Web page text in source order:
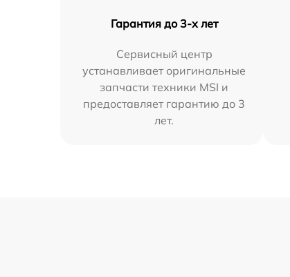
Гарантия до 3-х лет
Сервисный центр
устанавливает оригинальные
запчасти техники MSI и
предоставляет гарантию до 3
лет.